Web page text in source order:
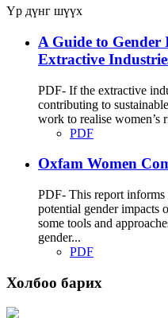
Үр дүнг шүүх
A Guide to Gender
Extractive
PDF- If the extractive
contributing to
work to realise women’s
PDF
Oxfam Women
PDF- This report
potential gender impacts
some tools and
gender...
PDF
Холбоо барих